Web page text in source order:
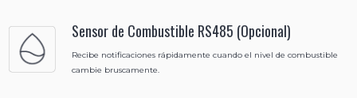
Sensor de Combustible RS485 (Opcional)
Recibe notificaciones rápidamente cuando el nivel de combustible
cambie bruscamente.